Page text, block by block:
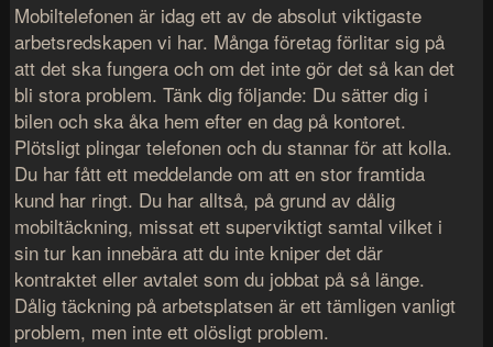
Mobiltelefonen är idag ett av de absolut viktigaste
arbetsredskapen vi har. Många företag förlitar sig på
att det ska fungera och om det inte gör det så kan det
bli stora problem. Tänk dig följande: Du sätter dig i
bilen och ska åka hem efter en dag på kontoret.
Plötsligt plingar telefonen och du stannar för att kolla.
Du har fått ett meddelande om att en stor framtida
kund har ringt. Du har alltså, på grund av dålig
mobiltäckning, missat ett superviktigt samtal vilket i
sin tur kan innebära att du inte kniper det där
kontraktet eller avtalet som du jobbat på så länge.
Dålig täckning på arbetsplatsen är ett tämligen vanligt
problem, men inte ett olösligt problem.